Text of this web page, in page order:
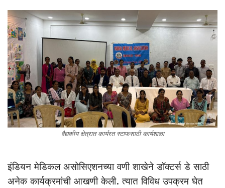
वैद्यकीय क्षेत्रात कार्यरत स्टाफसाठी कार्यशाळा
इंडियन मेडिकल असोसिएशनच्या वणी शाखेने डॉक्टर्स डे साठी
अनेक कार्यक्रमांची आखणी केली. त्यात विविध उपक्रम घेत